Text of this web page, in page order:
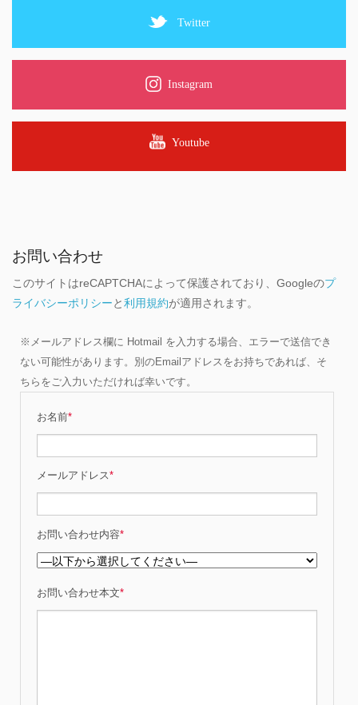
Twitter
Instagram
Youtube
お問い合わせ
このサイトはreCAPTCHAによって保護されており、Googleのプ
ライバシーポリシーと利用規約が適用されます。
※メールアドレス欄に Hotmail を入力する場合、エラーで送信でき
ない可能性があります。別のEmailアドレスをお持ちであれば、そ
ちらをご入力いただければ幸いです。
お名前*
メールアドレス*
お問い合わせ内容*
お問い合わせ本文*